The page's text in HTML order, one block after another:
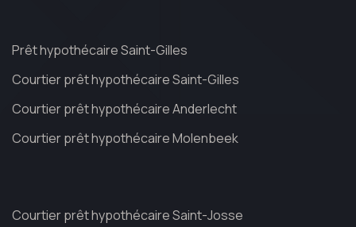
Prêt hypothécaire Saint-Gilles
Courtier prêt hypothécaire Saint-Gilles
Courtier prêt hypothécaire Anderlecht
Courtier prêt hypothécaire Molenbeek
Courtier prêt hypothécaire Saint-Josse